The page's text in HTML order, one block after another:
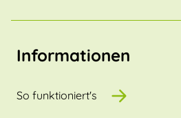
Informationen
So funktioniert's